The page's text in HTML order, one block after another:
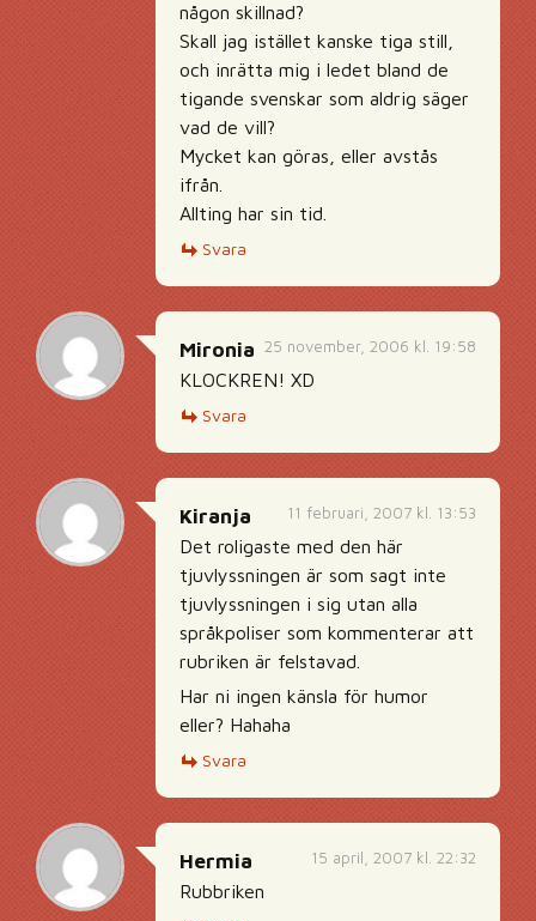
någon skillnad?
Skall jag istället kanske tiga still,
och inrätta mig i ledet bland de
tigande svenskar som aldrig säger
vad de vill?
Mycket kan göras, eller avstås
ifrån.
Allting har sin tid.
Svara
25 november, 2006 kl. 19:58
Mironia
KLOCKREN! XD
Svara
11 februari, 2007 kl. 13:53
Kiranja
Det roligaste med den här
tjuvlyssningen är som sagt inte
tjuvlyssningen i sig utan alla
språkpoliser som kommenterar att
rubriken är felstavad.
Har ni ingen känsla för humor
eller? Hahaha
Svara
15 april, 2007 kl. 22:32
Hermia
Rubbriken